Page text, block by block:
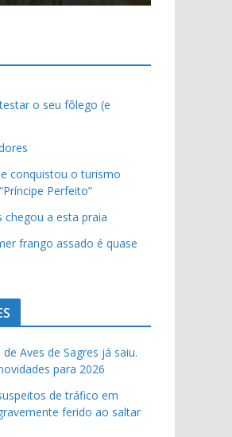
o seu fôlego (e
conquistou o turismo
Perfeito”
chegou a esta praia
frango assado é quase
Aves de Sagres já saiu.
para 2026
de tráfico em
ferido ao saltar